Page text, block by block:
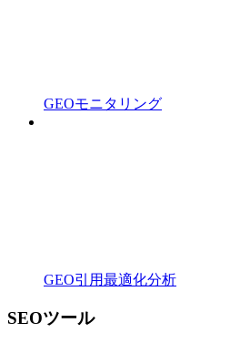
GEOモニタリング
GEO引用最適化分析
SEOツール